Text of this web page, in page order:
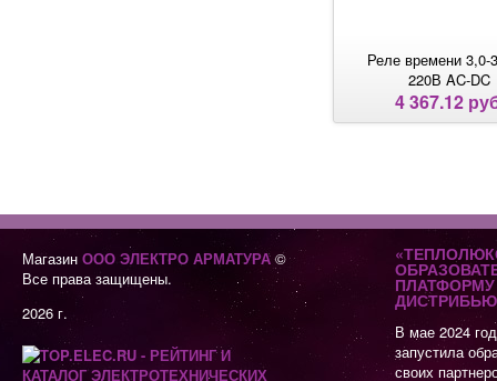
Реле времени 3,0-
220В AC-DC
4 367.12
Магазин ООО ЭЛЕКТРО АРМАТУРА©
Все права защищены.
2026 г.
В мае 2024
запустила
своих